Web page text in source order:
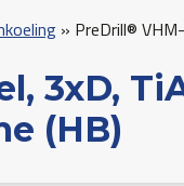
» PreDrill®
3xD,
(HB)